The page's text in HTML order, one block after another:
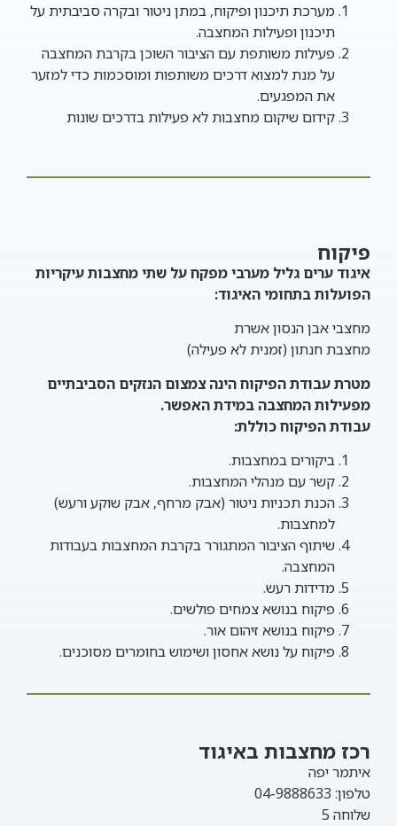
מערכת תיכנון ופיקוח, במתן ניטור ובקרה סביבתית על
תיכנון ופעילות המחצבה.
פעילות משותפת עם הציבור השוכן בקרבת המחצבה
על מנת למצוא דרכים משותפות ומוסכמות כדי למזער
את המפגעים.
קידום שיקום מחצבות לא פעילות בדרכים שונות
פיקוח
איגוד ערים גליל מערבי מפקח על שתי מחצבות עיקריות
הפועלות בתחומי האיגוד:
מחצבי אבן הנסון אשרת
מחצבת חנתון (זמנית לא פעילה)
מטרת עבודת הפיקוח הינה צמצום הנזקים הסביבתיים
מפעילות המחצבה במידת האפשר.
עבודת הפיקוח כוללת:
ביקורים במחצבות.
קשר עם מנהלי המחצבות.
הכנת תכניות ניטור (אבק מרחף, אבק שוקע ורעש)
למחצבות.
שיתוף הציבור המתגורר בקרבת המחצבות בעבודות
המחצבה.
מדידות רעש.
פיקוח בנושא צמחים פולשים.
פיקוח בנושא זיהום אור.
פיקוח על נושא אחסון ושימוש בחומרים מסוכנים.
רכז מחצבות באיגוד
איתמר יפה
טלפון: 04-9888633
שלוחה 5